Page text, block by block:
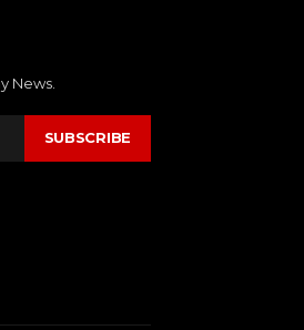
News.
SUBSCRIBE